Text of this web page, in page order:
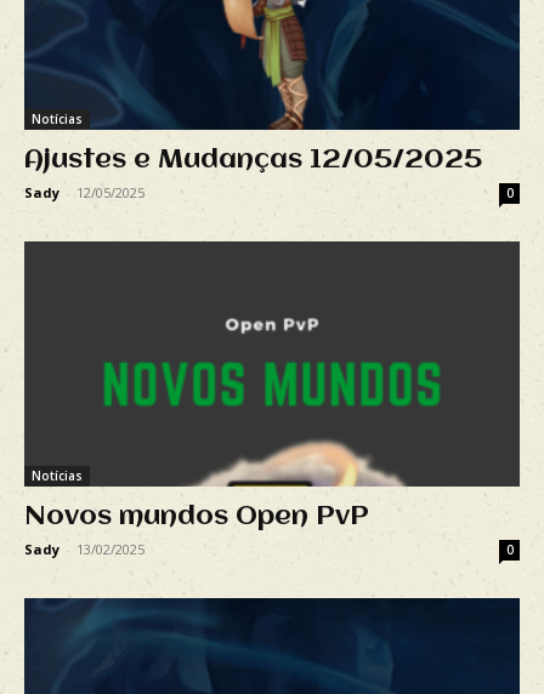
Notícias
Ajustes e Mudanças 12/05/2025
Sady - 12/05/2025 0
Notícias
Novos mundos Open PvP
Sady - 13/02/2025 0